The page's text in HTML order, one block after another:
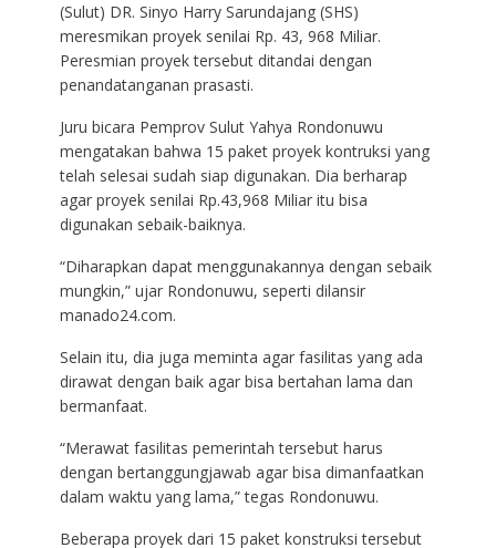
(Sulut) DR. Sinyo Harry Sarundajang (SHS)
meresmikan proyek senilai Rp. 43, 968 Miliar.
Peresmian proyek tersebut ditandai dengan
penandatanganan prasasti.
Juru bicara Pemprov Sulut Yahya Rondonuwu
mengatakan bahwa 15 paket proyek kontruksi yang
telah selesai sudah siap digunakan. Dia berharap
agar proyek senilai Rp.43,968 Miliar itu bisa
digunakan sebaik-baiknya.
“Diharapkan dapat menggunakannya dengan sebaik
mungkin,” ujar Rondonuwu, seperti dilansir
manado24.com.
Selain itu, dia juga meminta agar fasilitas yang ada
dirawat dengan baik agar bisa bertahan lama dan
bermanfaat.
“Merawat fasilitas pemerintah tersebut harus
dengan bertanggungjawab agar bisa dimanfaatkan
dalam waktu yang lama,” tegas Rondonuwu.
Beberapa proyek dari 15 paket konstruksi tersebut